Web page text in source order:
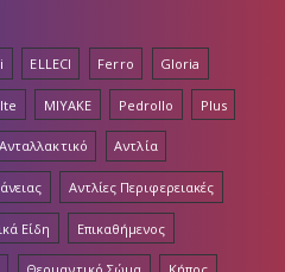
ELLECI Ferro Gloria
MIYAKE Pedrollo Plus
Ανταλλακτικό Αντλία
Αντλίες Περιφερειακές
Είδη Επικαθήμενος